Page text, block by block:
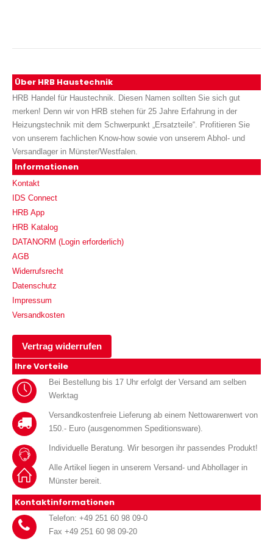
Über HRB Haustechnik
HRB Handel für Haustechnik. Diesen Namen sollten Sie sich gut
merken! Denn wir von HRB stehen für 25 Jahre Erfahrung in der
Heizungstechnik mit dem Schwerpunkt „Ersatzteile“. Profitieren Sie
von unserem fachlichen Know-how sowie von unserem Abhol- und
Versandlager in Münster/Westfalen.
Informationen
Kontakt
IDS Connect
HRB App
HRB Katalog
DATANORM (Login erforderlich)
AGB
Widerrufsrecht
Datenschutz
Impressum
Versandkosten
Vertrag widerrufen
Ihre Vorteile
Bei Bestellung bis 17 Uhr erfolgt der Versand am selben
Werktag
Versandkostenfreie Lieferung ab einem Nettowarenwert von
150.- Euro (ausgenommen Speditionsware).
Individuelle Beratung. Wir besorgen ihr passendes Produkt!
Alle Artikel liegen in unserem Versand- und Abhollager in
Münster bereit.
Kontaktinformationen
Telefon: +49 251 60 98 09-0
Fax +49 251 60 98 09-20